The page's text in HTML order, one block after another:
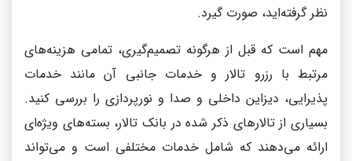
نظر گرفته‌اید، صورت گیرد.
مهم است که قبل از هرگونه تصمیم‌گیری، تمامی هزینه‌های
مرتبط با رزرو تالار و خدمات جانبی آن مانند خدمات
پذیرایی، دیزاین داخلی و صدا و نورپردازی را بررسی کنید.
بسیاری از تالارهای ذکر شده در بانک تالار، بسته‌های ویژه‌ای
ارائه می‌دهند که شامل خدمات مختلفی است و می‌تواند